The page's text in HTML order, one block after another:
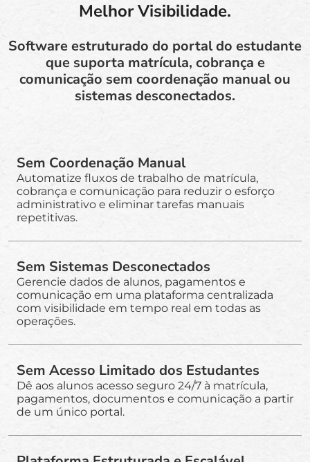
Melhor Visibilidade.
Software estruturado do portal do estudante
que suporta matrícula, cobrança e
comunicação sem coordenação manual ou
sistemas desconectados.
Sem Coordenação Manual
Automatize fluxos de trabalho de matrícula,
cobrança e comunicação para reduzir o esforço
administrativo e eliminar tarefas manuais
repetitivas.
Sem Sistemas Desconectados
Gerencie dados de alunos, pagamentos e
comunicação em uma plataforma centralizada
com visibilidade em tempo real em todas as
operações.
Sem Acesso Limitado dos Estudantes
Dê aos alunos acesso seguro 24/7 à matrícula,
pagamentos, documentos e comunicação a partir
de um único portal.